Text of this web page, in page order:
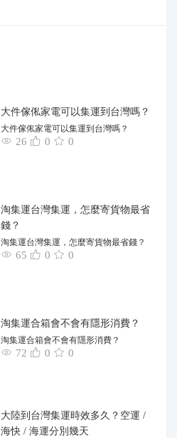
大件傢俬家電可以集運到台灣嗎？
大件傢俬家電可以集運到台灣嗎？
26 0 0
淘集運台灣集運，怎麼寄貨物最省
錢？
淘集運台灣集運，怎麼寄貨物最省錢？
65 0 0
淘集運合箱會不會有隱形消費？
淘集運合箱會不會有隱形消費？
72 0 0
大陸到台灣集運時效多久？空運 /
海快 / 海運分別幾天